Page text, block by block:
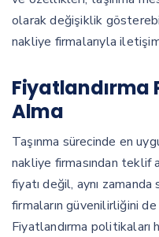
olarak değişiklik
nakliye firmalarıyla
Fiyatlandırma
Alma
Taşınma sürecinde en
nakliye firmasından teklif
fiyatı değil, aynı
firmaların güvenilirliğini
Fiyatlandırma politikaları